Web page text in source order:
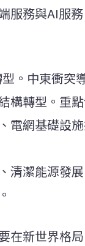
服務與AI服
。中東衝突
構轉型。重
電網基礎設
清潔能源發
在新世界格